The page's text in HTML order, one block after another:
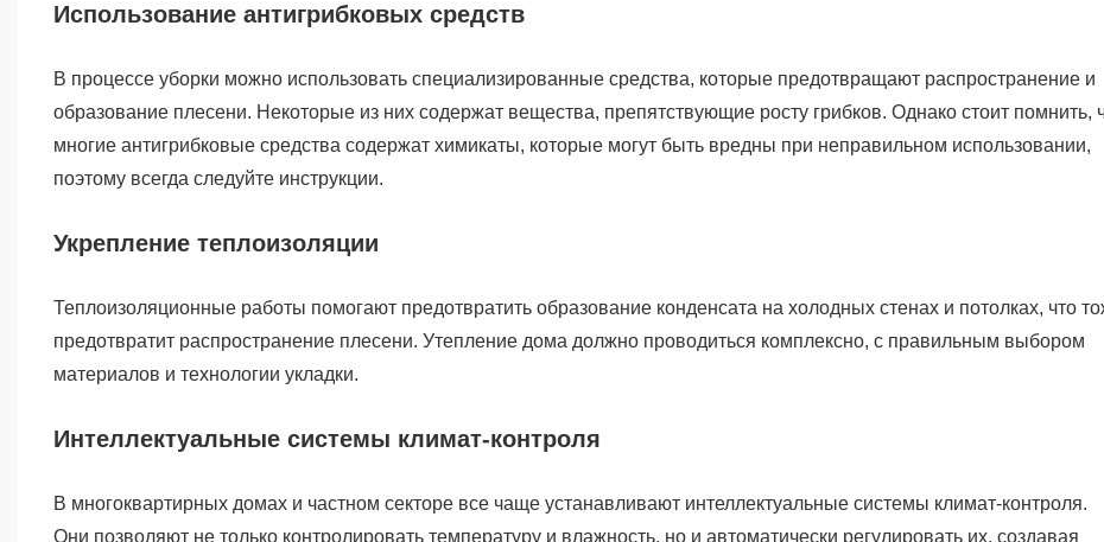
Использование антигрибковых средств
В процессе уборки можно использовать специализированные средства, которые предотвращают распространение и
образование плесени. Некоторые из них содержат вещества, препятствующие росту грибков. Однако стоит помнить,
многие антигрибковые средства содержат химикаты, которые могут быть вредны при неправильном использовании,
поэтому всегда следуйте инструкции.
Укрепление теплоизоляции
Теплоизоляционные работы помогают предотвратить образование конденсата на холодных стенах и потолках, что
предотвратит распространение плесени. Утепление дома должно проводиться комплексно, с правильным выбором
материалов и технологии укладки.
Интеллектуальные системы климат-контроля
В многоквартирных домах и частном секторе все чаще устанавливают интеллектуальные системы климат-контроля.
Они позволяют не только контролировать температуру и влажность, но и автоматически регулировать их, создавая